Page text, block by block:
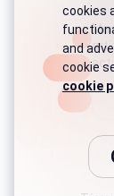
cookies
and
cookie
cookie